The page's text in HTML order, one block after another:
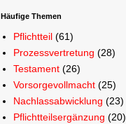
Häufige Themen
Pflichtteil (61)
Prozessvertretung (28)
Testament (26)
Vorsorgevollmacht (25)
Nachlassabwicklung (23)
Pflichtteilsergänzung (20)